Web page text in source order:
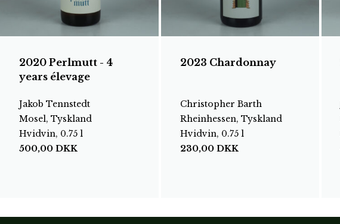
2020 Perlmutt - 4
years élevage
Jakob Tennstedt
Mosel, Tyskland
Hvidvin, 0.75 l
500,00 DKK
2023 Chardonnay
Christopher Barth
Rheinhessen, Tyskland
Hvidvin, 0.75 l
230,00 DKK